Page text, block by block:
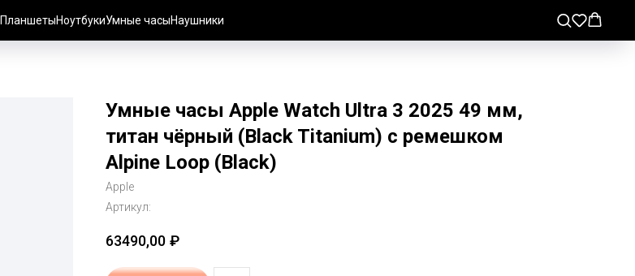
ПланшетыНоутбукиУмные часыНаушники
Умные часы Apple Watch Ultra 3 2025 49 мм,
титан чёрный (Black Titanium) с ремешком
Alpine Loop (Black)
Apple
Артикул:
63490,00 ₽